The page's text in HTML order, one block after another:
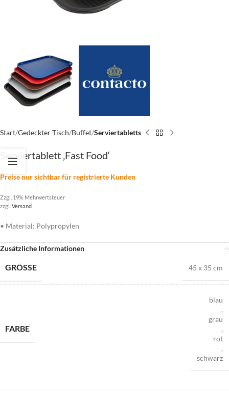
Start Gedeckter Tisch Buffet Serviertabletts
Serviertablett ‚Fast Food‘
Preise nur sichtbar für registrierte Kunden
Zzgl. 19% Mehrwertsteuer
zzgl. Versand
• Material: Polypropylen
Zusätzliche Informationen
GRÖSSE 45 x 35 cm
FARBE
blau
,
grau
,
rot
,
schwarz